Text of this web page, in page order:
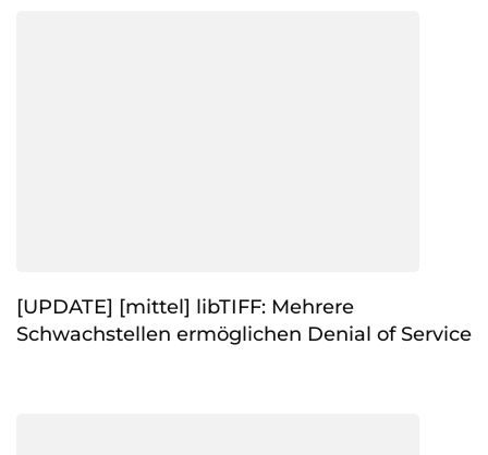
[UPDATE] [mittel] libTIFF: Mehrere
Schwachstellen ermöglichen Denial of Service